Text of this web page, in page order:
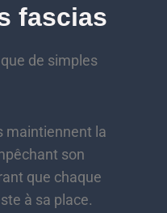
fascias
de simples
maintiennent la
son
que chaque
à sa place.